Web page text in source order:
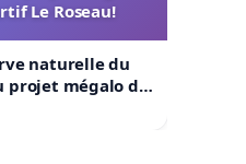
Le Roseau!
naturelle du
projet mégalo du